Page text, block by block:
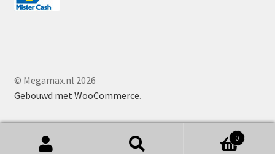
© Megamax.nl 2026
Gebouwd met WooCommerce.
0